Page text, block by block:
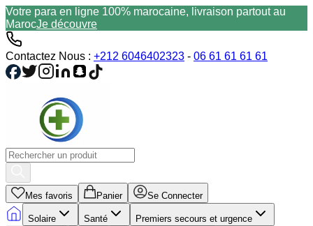
Votre para en ligne 100% marocaine, livraison partout au
MarocJe découvre
Contactez Nous : +212 6046402323 - 06 61 61 61 61
Mes favoris Panier Se Connecter
Solaire Santé Premiers secours et urgence